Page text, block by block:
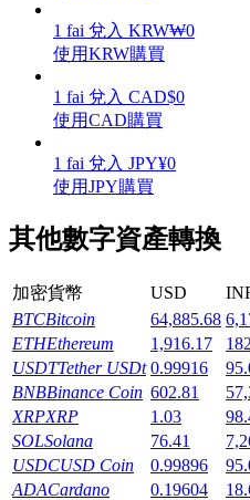
增值寶
使您的資產穩定增值
機槍池
一鍵質押鎖定高收益
1 fai 兌入 KRW₩0
使用KRW購買
1 fai 兌入 CAD$0
使用CAD購買
1 fai 兌入 JPY¥0
使用JPY購買
其他數字資產轉換
加密貨幣 USD
BTCBitcoin 64,885.68
ETHEthereum 1,916.17
USDTTether USDt 0.99916
BNBBinance Coin 602.81
XRPXRP 1.03
SOLSolana 76.41
USDCUSD Coin 0.99896
ADACardano 0.19604